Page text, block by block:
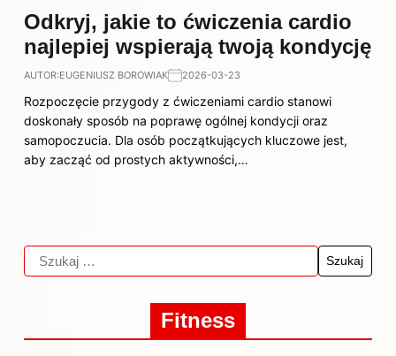
Odkryj, jakie to ćwiczenia cardio
najlepiej wspierają twoją kondycję
AUTOR:EUGENIUSZ BOROWIAK 2026-03-23
Rozpoczęcie przygody z ćwiczeniami cardio stanowi
doskonały sposób na poprawę ogólnej kondycji oraz
samopoczucia. Dla osób początkujących kluczowe jest,
aby zacząć od prostych aktywności,…
Fitness